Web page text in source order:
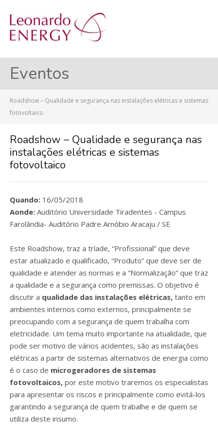
Eventos
Roadshow – Qualidade e segurança nas instalações elétricas e sistemas
fotovoltaico
Roadshow – Qualidade e segurança nas
instalações elétricas e sistemas
fotovoltaico
Quando: 16/05/2018
Aonde: Auditório Universidade Tiradentes - Campus
Farolândia- Auditório Padre Arnóbio Aracaju / SE
Este Roadshow, traz a tríade, “Profissional” que deve
estar atualizado e qualificado, “Produto” que deve ser de
qualidade e atender as normas e a “Normalização” que traz
a qualidade e a segurança como premissas. O objetivo é
discutir a qualidade das instalações elétricas, tanto em
ambientes internos como externos, principalmente se
preocupando com a segurança de quem trabalha com
eletricidade. Um tema muito importante na atualidade, que
pode ser motivo de vários acidentes, são as instalações
elétricas a partir de sistemas alternativos de energia como
é o caso de microgeradores de sistemas
fotovoltaicos, por este motivo traremos os especialistas
para apresentar os riscos e principalmente como evitá-los
garantindo a segurança de quem trabalhe e de quem se
utiliza deste insumo.